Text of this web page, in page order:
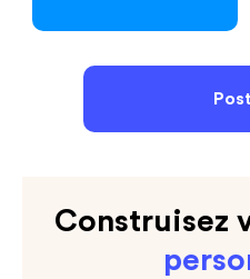
Construisez